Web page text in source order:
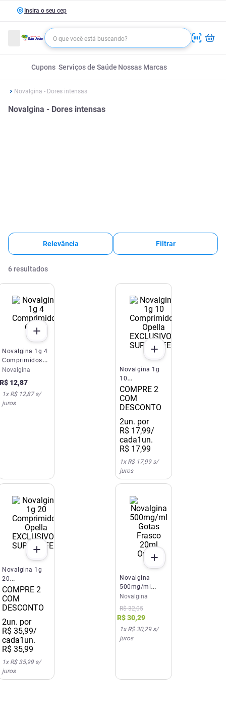
Insira o seu cep
Cupons Serviços de Saúde Nossas Marcas
Novalgina - Dores intensas
Novalgina - Dores intensas
Relevância Filtrar
6 resultados
Novalgina 1g 4
Comprimidos
Opella
Novalgina
R$ 12,87
1x R$ 12,87s/
juros
EXCLUSIVO SITE E APP
SUPER OFERTA
Novalgina 1g
10
Comprimidos
Opella
COMPRE 2
COM
DESCONTO
2un. por
R$ 17,99/
cada1un.
R$ 17,99
1x R$ 17,99s/
juros
EXCLUSIVO SITE E APP
SUPER OFERTA
Novalgina 1g
20
Comprimidos
Opella
COMPRE 2
COM
DESCONTO
2un. por
R$ 35,99/
cada1un.
R$ 35,99
1x R$ 35,99s/
juros
Novalgina
500mg/ml
Gotas Frasco
20ml Opella
Novalgina
R$ 32,05
R$30,29
1x R$ 30,29s/
juros